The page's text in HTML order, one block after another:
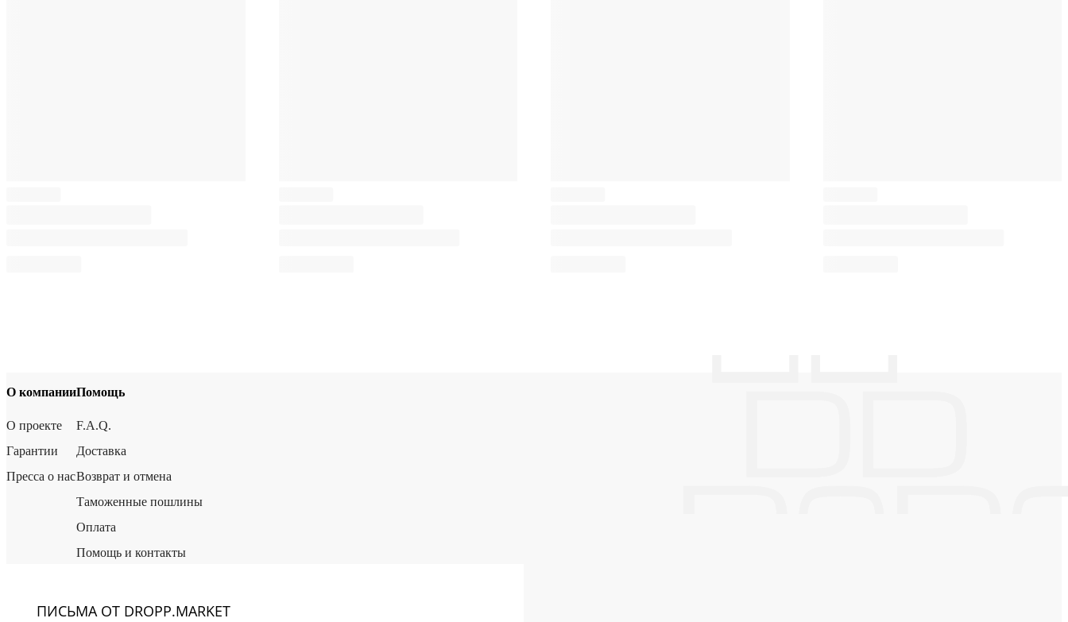
О компании
О проекте
Гарантии
Пресса о нас
Помощь
F.A.Q.
Доставка
Возврат и отмена
Таможенные пошлины
Оплата
Помощь и контакты
ПИСЬМА ОТ DROPP.MARKET